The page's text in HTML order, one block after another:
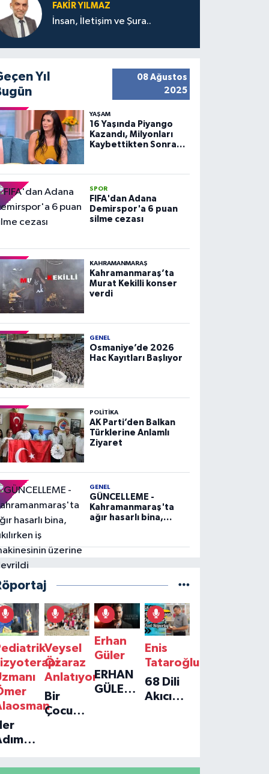
FAKIR YILMAZ
İnsan, İletişim ve Şura..
Yıl
08 Ağustos
2025
YAŞAM
16 Yaşında Piyango
Kazandı, Milyonları
Kaybettikten Sonra
SPOR
FIFA'dan Adana
Demirspor'a 6 puan
silme cezası
KAHRAMANMARAŞ
Kahramanmaraş’ta
Murat Kekilli konser
verdi
GENEL
Osmaniye’de 2026
Hac Kayıtları Başlıyor
POLITIKA
AK Parti’den Balkan
Türklerine Anlamlı
Ziyaret
GENEL
GÜNCELLEME -
Kahramanmaraş'ta
ağır hasarlı bina,
devrildi
Veysel
Özaraz
Anlatıyor
Bir
Çocuğun
Yolculuğu
Erhan
Güler
ERHAN
GÜLER'IN
Enis
Tataroğlu
68 Dili
Akıcı